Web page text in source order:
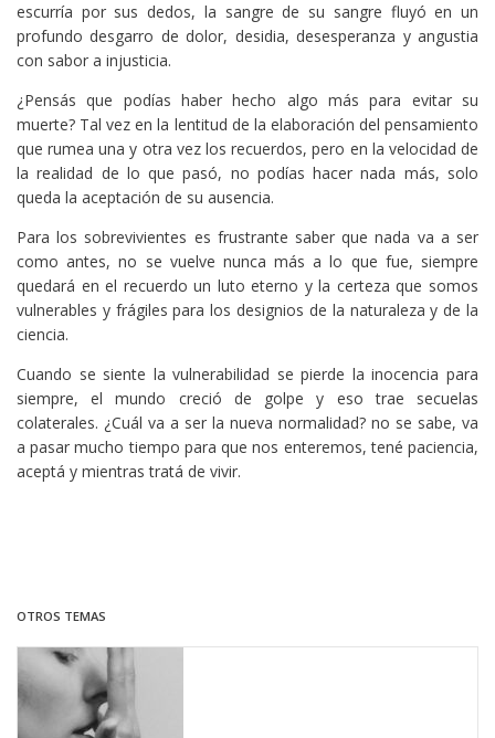
escurría por sus dedos, la sangre de su sangre fluyó en un
profundo desgarro de dolor, desidia, desesperanza y angustia
con sabor a injusticia.
¿Pensás que podías haber hecho algo más para evitar su
muerte? Tal vez en la lentitud de la elaboración del pensamiento
que rumea una y otra vez los recuerdos, pero en la velocidad de
la realidad de lo que pasó, no podías hacer nada más, solo
queda la aceptación de su ausencia.
Para los sobrevivientes es frustrante saber que nada va a ser
como antes, no se vuelve nunca más a lo que fue, siempre
quedará en el recuerdo un luto eterno y la certeza que somos
vulnerables y frágiles para los designios de la naturaleza y de la
ciencia.
Cuando se siente la vulnerabilidad se pierde la inocencia para
siempre, el mundo creció de golpe y eso trae secuelas
colaterales. ¿Cuál va a ser la nueva normalidad? no se sabe, va
a pasar mucho tiempo para que nos enteremos, tené paciencia,
aceptá y mientras tratá de vivir.
OTROS TEMAS